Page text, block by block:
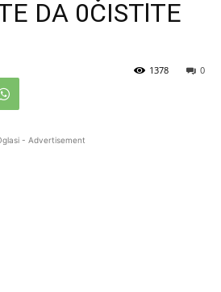
DA 0ČISTlTE
0
1378
- Advertisement